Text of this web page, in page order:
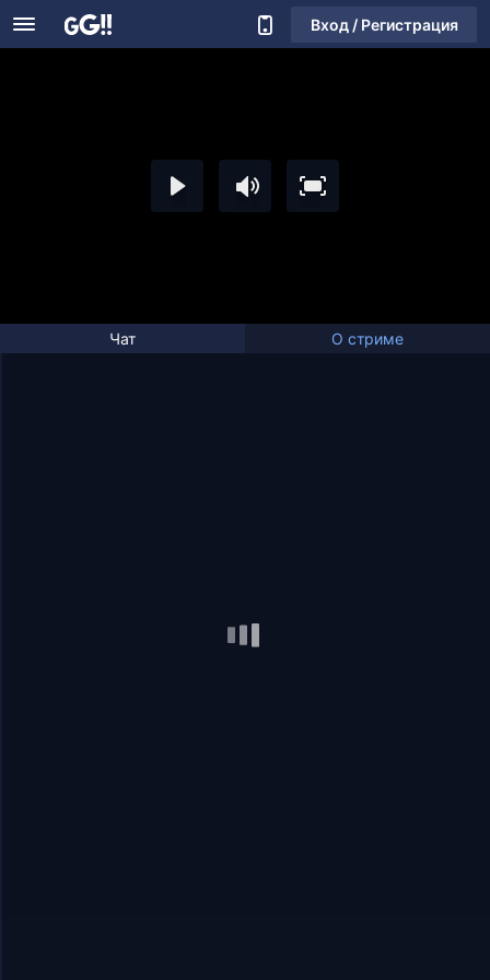
Вход / Регистрация
Чат О стриме